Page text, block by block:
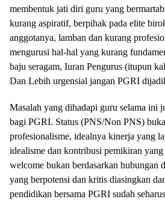
membentuk jati diri guru yang
kurang aspiratif, berpihak pada elite
anggotanya, lamban dan kurang
mengurusi hal-hal yang kurang
baju seragam, Iuran Pengurus (itupun
Dan Lebih urgensial jangan PGRI
Masalah yang dihadapi guru selama ini
bagi PGRI. Status (PNS/Non PNS)
profesionalisme, idealnya kinerja yang
idealisme dan kontribusi pemikiran
welcome bukan berdasarkan hubungan
yang berpotensi dan kritis diasingkan
pendidikan bersama PGRI sudah